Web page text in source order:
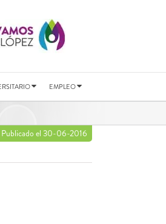
EMPLEO
Publicado el 30-06-2016